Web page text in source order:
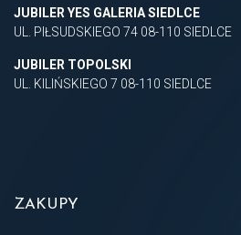
JUBILER YES GALERIA SIEDLCE
UL. PIŁSUDSKIEGO 74 08-110 SIEDLCE
JUBILER TOPOLSKI
UL. KILIŃSKIEGO 7 08-110 SIEDLCE
ZAKUPY